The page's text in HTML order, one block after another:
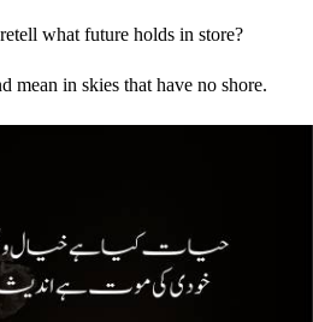
what future holds in store?
mean in skies that have no shore.